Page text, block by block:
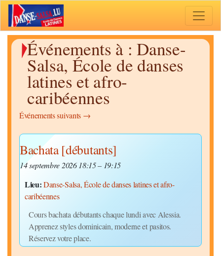
Événements à :Danse-
Salsa, École de danses
latines et afro-
caribéennes
Événements suivants →
Bachata [débutants]
14 septembre 2026 18:15– 19:15
Lieu:Danse-Salsa, École de danses latines et afro-
caribéennes
Cours bachata débutants chaque lundi avec Alessia.
Apprenez styles dominicain, moderne et pasitos.
Réservez votre place.